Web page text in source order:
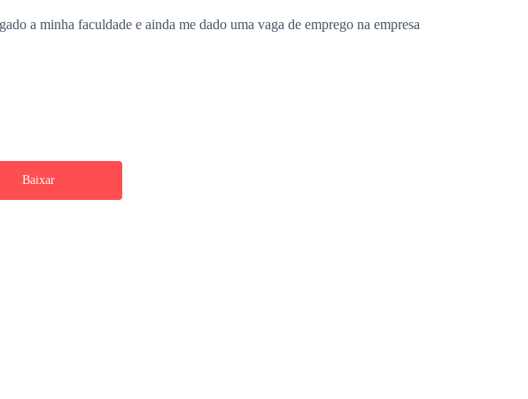
a minha faculdade e ainda me dado uma vaga de emprego na empresa
mentido para mim e Diana, a sua segunda esposa, todo o tempo.
pai também se foi.
Baixar